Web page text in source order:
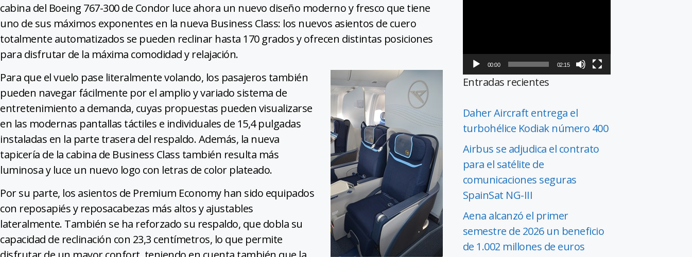
cabina del Boeing 767-300 de Condor luce ahora un nuevo diseño moderno y fresco que tiene
uno de sus máximos exponentes en la nueva Business Class: los nuevos asientos de cuero
totalmente automatizados se pueden reclinar hasta 170 grados y ofrecen distintas posiciones
para disfrutar de la máxima comodidad y relajación.
Para que el vuelo pase literalmente volando, los pasajeros también
pueden navegar fácilmente por el amplio y variado sistema de
entretenimiento a demanda, cuyas propuestas pueden visualizarse
en las modernas pantallas táctiles e individuales de 15,4 pulgadas
instaladas en la parte trasera del respaldo. Además, la nueva
tapicería de la cabina de Business Class también resulta más
luminosa y luce un nuevo logo con letras de color plateado.
Por su parte, los asientos de Premium Economy han sido equipados
con reposapiés y reposacabezas más altos y ajustables
lateralmente. También se ha reforzado su respaldo, que dobla su
capacidad de reclinación con 23,3 centímetros, lo que permite
00:00 02:15
Entradas recientes
Daher Aircraft entrega el
turbohélice Kodiak número 400
Airbus se adjudica el contrato
para el satélite de
comunicaciones seguras
SpainSat NG-III
Aena alcanzó el primer
semestre de 2026 un beneficio
de 1.002 millones de euros